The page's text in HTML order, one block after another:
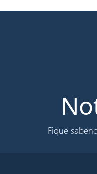
com ferro
Fique